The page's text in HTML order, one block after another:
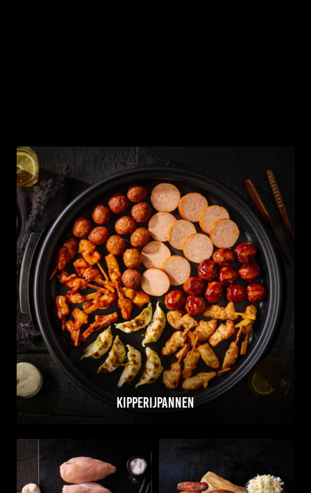
Kipperijpannen